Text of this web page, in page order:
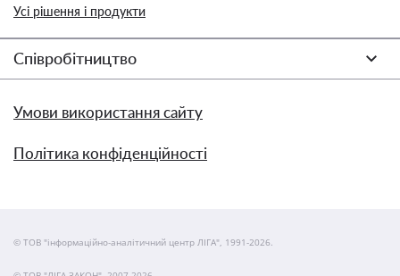
Усі рішення і продукти
Співробітництво
Умови використання сайту
Політика конфіденційності
© ТОВ "інформаційно-аналітичний центр ЛІГА", 1991-2026.